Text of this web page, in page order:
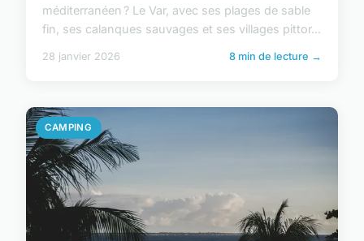
méditerranéen ? Le Var, avec ses plages de sable
fin, ses calanques sauvages et ses villages pittor...
28 janvier 2026 8 min de lecture →
CAMPING